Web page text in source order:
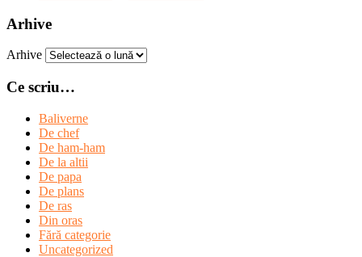
Arhive
Arhive
Ce scriu…
Baliverne
De chef
De ham-ham
De la altii
De papa
De plans
De ras
Din oras
Fără categorie
Uncategorized